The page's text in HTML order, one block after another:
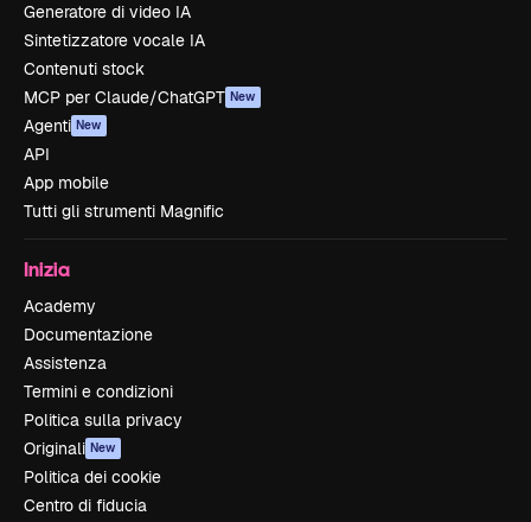
Generatore di video IA
Sintetizzatore vocale IA
Contenuti stock
MCP per Claude/ChatGPT New
Agenti New
API
App mobile
Tutti gli strumenti Magnific
Inizia
Academy
Documentazione
Assistenza
Termini e condizioni
Politica sulla privacy
Originali New
Politica dei cookie
Centro di fiducia